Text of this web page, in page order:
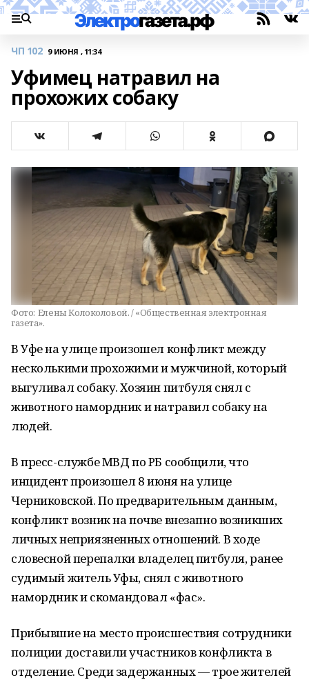
ЧП 102 9 ИЮНЯ , 11:34
Уфимец натравил на
прохожих собаку
Фото: Елены Колоколовой. / «Общественная электронная
газета».
В Уфе на улице произошел конфликт между
несколькими прохожими и мужчиной, который
выгуливал собаку. Хозяин питбуля снял с
животного намордник и натравил собаку на
людей.
В пресс-службе МВД по РБ сообщили, что
инцидент произошел 8 июня на улице
Черниковской. По предварительным данным,
конфликт возник на почве внезапно возникших
личных неприязненных отношений. В ходе
словесной перепалки владелец питбуля, ранее
судимый житель Уфы, снял с животного
намордник и скомандовал «фас».
Прибывшие на место происшествия сотрудники
полиции доставили участников конфликта в
отделение. Среди задержанных — трое жителей